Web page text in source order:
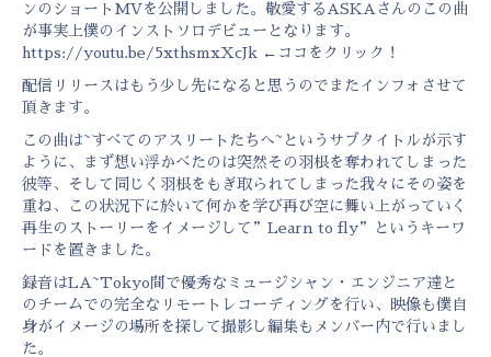
ンのショートMVを公開しました。敬愛するASKAさんのこの曲
が事実上僕のインストソロデビューとなります。
https://youtu.be/5xthsmxXcJk ←ココをクリック！
配信リリースはもう少し先になると思うのでまたインフォさせて
頂きます。
この曲は~すべてのアスリートたちへ~というサブタイトルが示す
ように、まず想い浮かべたのは突然その羽根を奪われてしまった
彼等、そして同じく羽根をもぎ取られてしまった我々にその姿を
重ね、この状況下に於いて何かを学び再び空に舞い上がっていく
再生のストーリーをイメージして”Learn to fly”というキーワ
ードを置きました。
録音はLA~Tokyo間で優秀なミュージシャン・エンジニア達と
のチームでの完全なリモートレコーディングを行い、映像も僕自
身がイメージの場所を探して撮影し編集もメンバー内で行いまし
た。